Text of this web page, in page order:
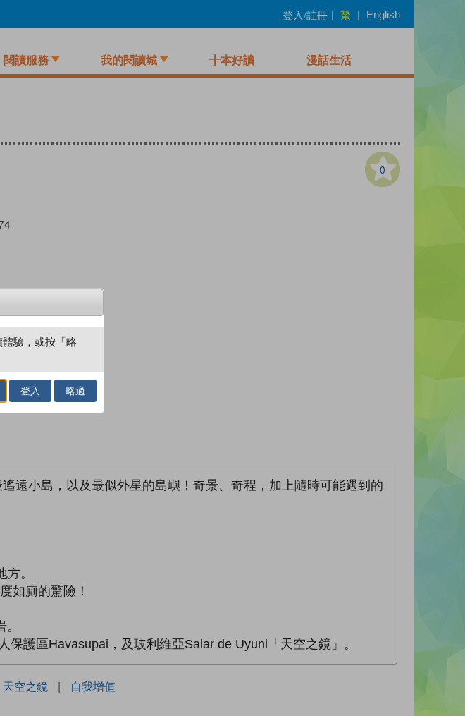
登入/註冊 | 繁 | English
閱讀服務 我的閱讀城 十本好讀 漫話生活
0
遠小島，以及最似外星的島嶼！奇景、奇程，加上隨時可能遇到的
。
如廁的驚險！
護區Havasupai，及玻利維亞Salar de Uyuni「天空之鏡」。
天空之鏡 | 自我增值
驗，或按「略
登入 略過